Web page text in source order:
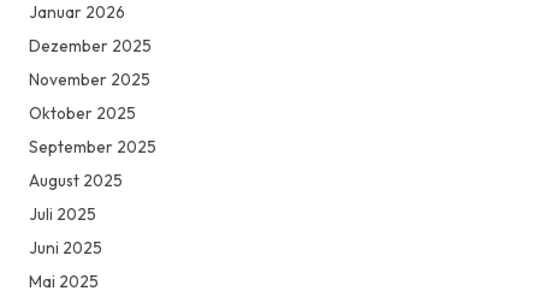
Januar 2026
Dezember 2025
November 2025
Oktober 2025
September 2025
August 2025
Juli 2025
Juni 2025
Mai 2025